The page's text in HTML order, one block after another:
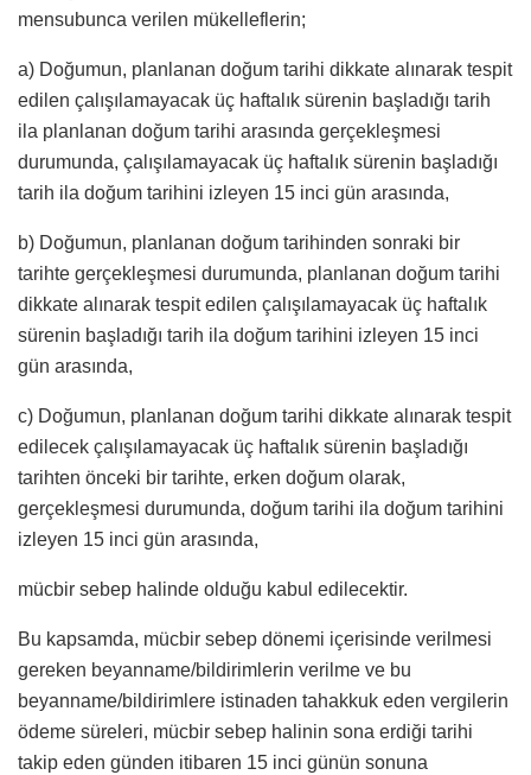
mensubunca verilen mükelleflerin;
a) Doğumun, planlanan doğum tarihi dikkate alınarak tespit
edilen çalışılamayacak üç haftalık sürenin başladığı tarih
ila planlanan doğum tarihi arasında gerçekleşmesi
durumunda, çalışılamayacak üç haftalık sürenin başladığı
tarih ila doğum tarihini izleyen 15 inci gün arasında,
b) Doğumun, planlanan doğum tarihinden sonraki bir
tarihte gerçekleşmesi durumunda, planlanan doğum tarihi
dikkate alınarak tespit edilen çalışılamayacak üç haftalık
sürenin başladığı tarih ila doğum tarihini izleyen 15 inci
gün arasında,
c) Doğumun, planlanan doğum tarihi dikkate alınarak tespit
edilecek çalışılamayacak üç haftalık sürenin başladığı
tarihten önceki bir tarihte, erken doğum olarak,
gerçekleşmesi durumunda, doğum tarihi ila doğum tarihini
izleyen 15 inci gün arasında,
mücbir sebep halinde olduğu kabul edilecektir.
Bu kapsamda, mücbir sebep dönemi içerisinde verilmesi
gereken beyanname/bildirimlerin verilme ve bu
beyanname/bildirimlere istinaden tahakkuk eden vergilerin
ödeme süreleri, mücbir sebep halinin sona erdiği tarihi
takip eden günden itibaren 15 inci günün sonuna